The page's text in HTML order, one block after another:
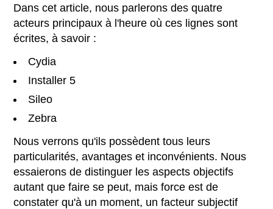
Dans cet article, nous parlerons des quatre
acteurs principaux à l'heure où ces lignes sont
écrites, à savoir :
Cydia
Installer 5
Sileo
Zebra
Nous verrons qu'ils possèdent tous leurs
particularités, avantages et inconvénients. Nous
essaierons de distinguer les aspects objectifs
autant que faire se peut, mais force est de
constater qu'à un moment, un facteur subjectif